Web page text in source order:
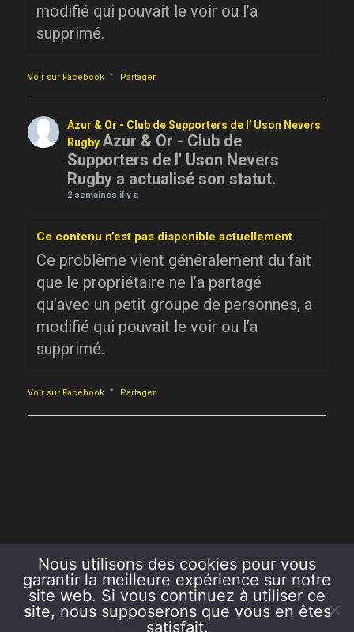
modifié qui pouvait le voir ou l’a
supprimé.
Voir sur Facebook · Partager
Azur & Or - Club de Supporters de l' Uson Nevers
RugbyAzur & Or - Club de
Supporters de l' Uson Nevers
Rugby a actualisé son statut.
2 semaines il y a
Ce contenu n’est pas disponible actuellement
Ce problème vient généralement du fait
que le propriétaire ne l’a partagé
qu’avec un petit groupe de personnes, a
modifié qui pouvait le voir ou l’a
supprimé.
Voir sur Facebook · Partager
Nous utilisons des cookies pour vous
garantir la meilleure expérience sur notre
site web. Si vous continuez à utiliser ce
site, nous supposerons que vous en êtes
satisfait.